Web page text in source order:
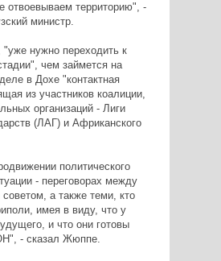
отвоевываем территорию", -
министр.
"уже нужно переходить к
чем займется на
в Дохе "контактная
из участников коалиции,
организаций - Лиги
(ЛАГ) и Африканского
политического
- переговорах между
а также теми, кто
имея в виду, что у
и что они готовы
- сказал Жюппе.